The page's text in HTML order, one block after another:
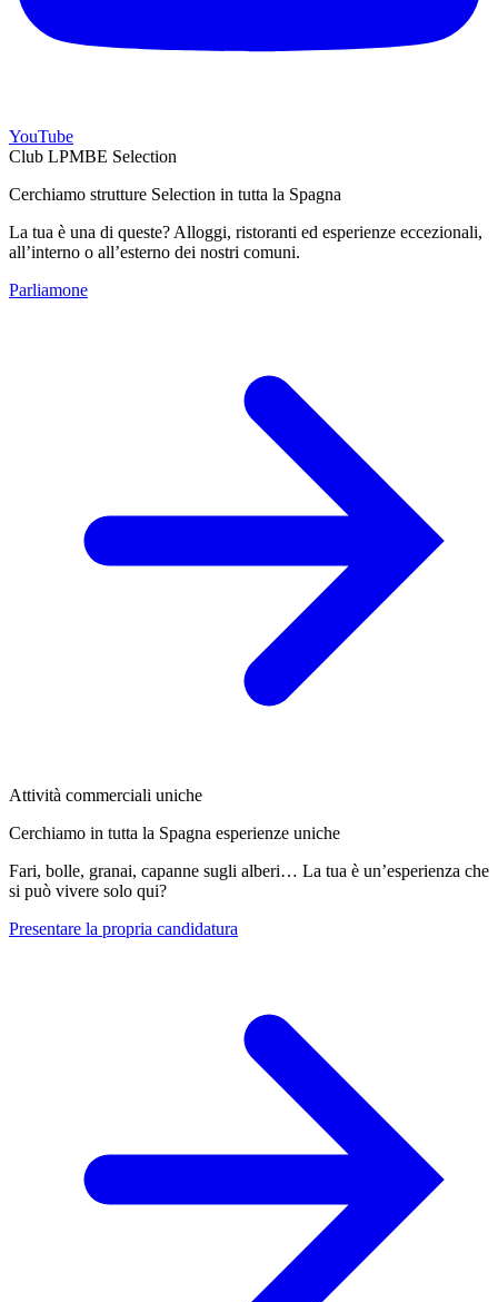
YouTube
Club LPMBE Selection
Cerchiamo strutture Selection in tutta la Spagna
La tua è una di queste? Alloggi, ristoranti ed esperienze eccezionali,
all’interno o all’esterno dei nostri comuni.
Parliamone
Attività commerciali uniche
Cerchiamo in tutta la Spagna esperienze uniche
Fari, bolle, granai, capanne sugli alberi… La tua è un’esperienza che
si può vivere solo qui?
Presentare la propria candidatura